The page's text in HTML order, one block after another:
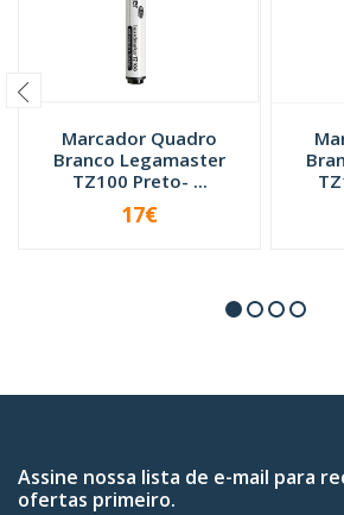
Marcador Quadro
Branco Legamaster
TZ100 Preto- ...
+
17€
Assine nossa lista de e-mail para
ofertas primeiro.